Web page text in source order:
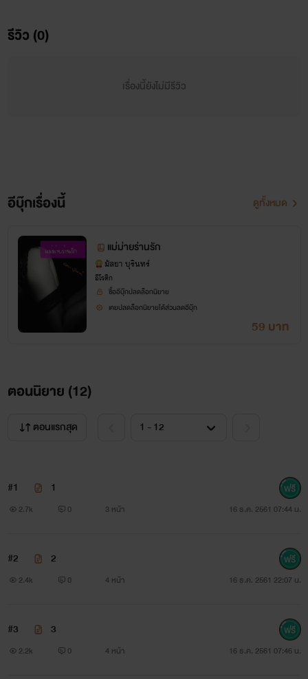
จนผ่านเข้าสู่วัยเบญจเพส ยังไม่เคยพบกับคำว่า สุขสม แต่ก็สู้
นั้น ชอบลงไม้ลงมือกับสรวงสร้อย และยังมีน่ากลัวกว่านั้นคือ
ชีวิตของสรวงสร้อยจึงไม่ต่างอะไรกับการตกขุมนรกทั้งเป็นดีๆ
นี่เอง ไม่เพียงได้รับความทรมานจากการถูกทำร้าย แม้ในรส
รัก เธอก็ไม่เคยเสร็จสมแม้แต่ครั้งเดียว มีอยู่วันหนึ่ง ในระหว่าง
ที่อาเสี่ยใหญ่สูงวัยกำลังง่วนอยู่กับเรือนร่างของเธอ และตั้งใจจะ
ถูกทำร้ายร่างกายอีกครั้ง เพราะเขาคิดว่าเธอกำลังจะคิดตีจากเขา
“ใครมันจะกล้าเลียของสกปรกวะ”
ความรู้สึก การเสพสมมันต้องสุขด้วยกันทั้งสองฝ่าย แต่ที่เขาทำ
“มึงมันร่านเกินหญิง”
“ค่ะ สร้อยร่าน” สรวงสร้อยน้ำตาคลอ เจ็บตัวยังไม่เท่าเจ็บใจ
รีวิว (0)
เรื่องนี้ยังไม่มีรีวิว
อีบุ๊กเรื่องนี้ ดูทั้งหมด
แม่ม่ายร่านรัก
มัสยา บุรินทร์
อีโรติก
ซื้ออีบุ๊กปลดล็อกนิยาย
เคยปลดล็อกนิยายได้ส่วนลดอีบุ๊ก
59 บาท
ตอนนิยาย (12)
ตอนแรกสุด
#1 1
2.7k 0 3 หน้า 16 ธ.ค. 2561 07:44 น.
#2 2
2.4k 0 4 หน้า 16 ธ.ค. 2561 22:07 น.
#3 3
2.2k 0 4 หน้า 16 ธ.ค. 2561 07:46 น.